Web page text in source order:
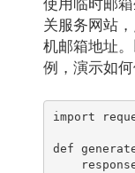
关服务网站
机邮箱地址
例，演示如
import
def